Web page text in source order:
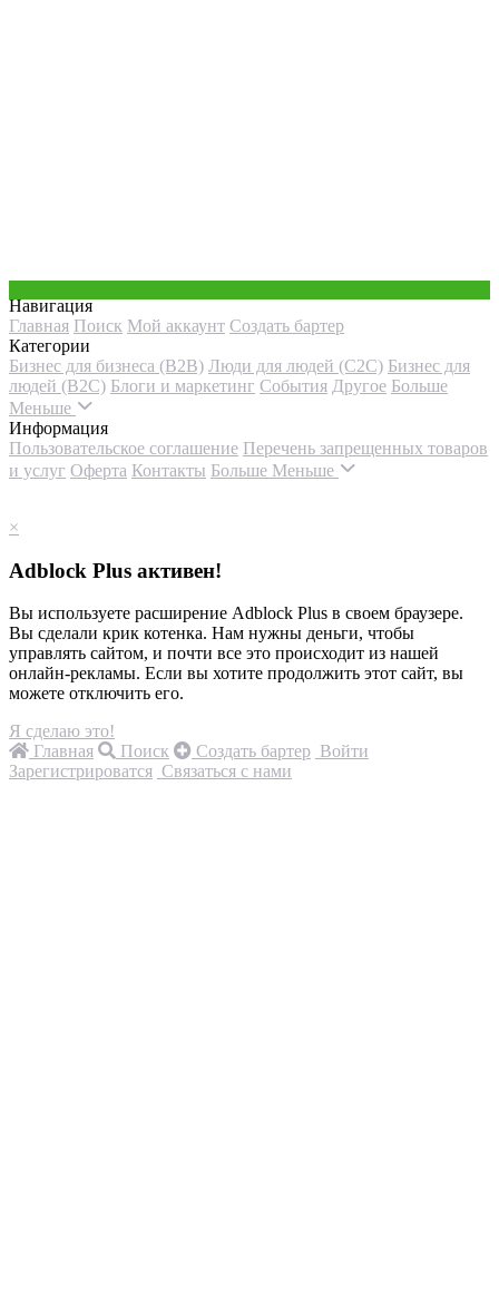
Навигация
Главная Поиск Мой аккаунт Создать бартер
Категории
Бизнес для бизнеса (B2B) Люди для людей (С2С) Бизнес для
людей (B2C) Блоги и маркетинг События Другое Больше
Меньше
Информация
Пользовательское соглашение Перечень запрещенных товаров
и услуг Оферта Контакты Больше Меньше
×
Adblock Plus активен!
Вы используете расширение Adblock Plus в своем браузере.
Вы сделали крик котенка. Нам нужны деньги, чтобы
управлять сайтом, и почти все это происходит из нашей
онлайн-рекламы. Если вы хотите продолжить этот сайт, вы
можете отключить его.
Я сделаю это!
Главная
Поиск Создать бартер Войти
Зарегистрироватся Связаться с нами